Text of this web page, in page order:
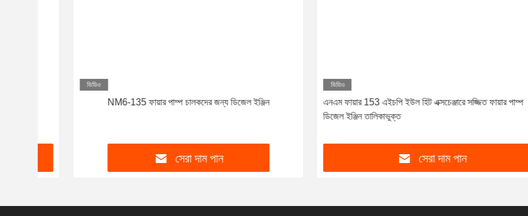
NM6-135 ফায়ার পাম্প চালকদের জন্য ডিজেল ইঞ্জিন
সেরা দাম পান
এনএম ফায়ার 153 এইচপি ইউল হিট এক্সচেঞ্জারে সজ্জিত ফায়ার পাম্প
ডিজেল ইঞ্জিন তালিকাভুক্ত
সেরা দাম পান